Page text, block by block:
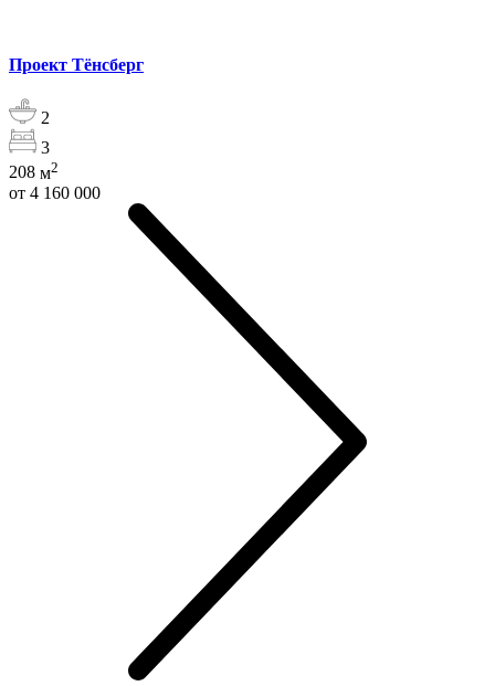
Проект Тёнсберг
2
3
208 м2
от 4 160 000